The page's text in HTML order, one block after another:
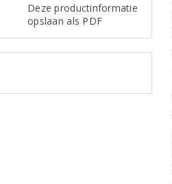
Deze productinformatie
opslaan als PDF